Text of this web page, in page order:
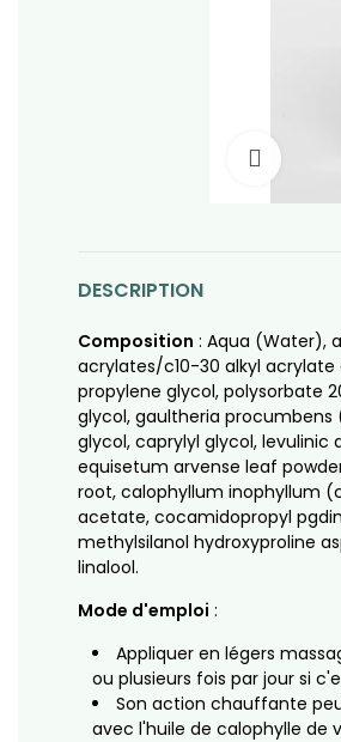
Click
DESCRIPTION
Composition : Aqua (Water),
acrylates/c10-30 alkyl
propylene glycol, polysorbate
glycol, gaultheria
glycol, caprylyl glycol, levulinic
equisetum arvense leaf
root, calophyllum inophyllum
acetate, cocamidopropyl
methylsilanol hydroxyproline
linalool.
Mode d'emploi :
Appliquer en légers
ou plusieurs fois par jour si
Son action chauffante
avec l'huile de calophylle de